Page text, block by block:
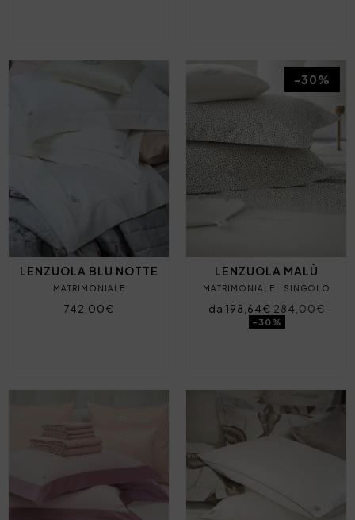
LENZUOLA BLU NOTTE
MATRIMONIALE
742,00€
LENZUOLA MALÙ
MATRIMONIALE SINGOLO
da 198,64€284,00€
-30%
-30%